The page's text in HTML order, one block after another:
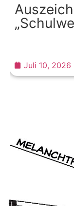
Juli 10, 2026